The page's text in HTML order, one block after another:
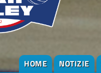
HOME NOTIZIE